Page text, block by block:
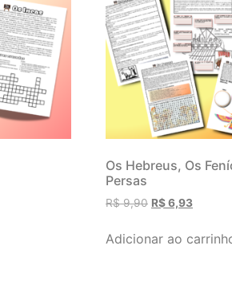
Os Hebreus, Os
Persas
R$9,90 R$6,93
Adicionar ao